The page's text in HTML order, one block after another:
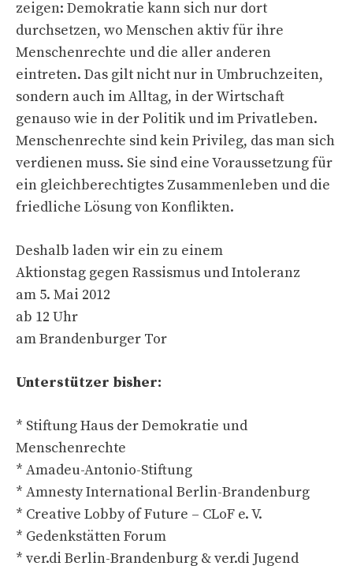
zeigen: Demokratie kann sich nur dort
durchsetzen, wo Menschen aktiv für ihre
Menschenrechte und die aller anderen
eintreten. Das gilt nicht nur in Umbruchzeiten,
sondern auch im Alltag, in der Wirtschaft
genauso wie in der Politik und im Privatleben.
Menschenrechte sind kein Privileg, das man sich
verdienen muss. Sie sind eine Voraussetzung für
ein gleichberechtigtes Zusammenleben und die
friedliche Lösung von Konflikten.
Deshalb laden wir ein zu einem
Aktionstag gegen Rassismus und Intoleranz
am 5. Mai 2012
ab 12 Uhr
am Brandenburger Tor
Unterstützer bisher:
* Stiftung Haus der Demokratie und
Menschenrechte
* Amadeu-Antonio-Stiftung
* Amnesty International Berlin-Brandenburg
* Creative Lobby of Future – CLoF e. V.
* Gedenkstätten Forum
* ver.di Berlin-Brandenburg & ver.di Jugend